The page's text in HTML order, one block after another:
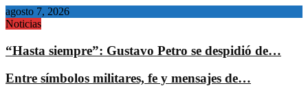
agosto 7, 2026
Noticias
“Hasta siempre”: Gustavo Petro se despidió de…
Entre símbolos militares, fe y mensajes de…